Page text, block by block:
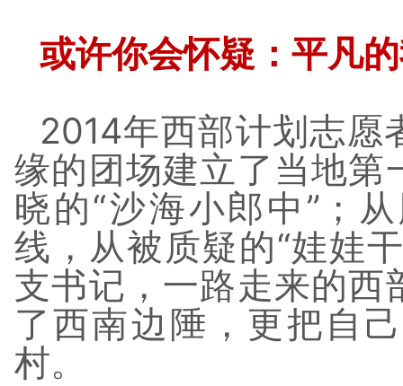
或许你会怀疑：平凡
2014年西部计划志愿
缘的团场建立了当地第
晓的“沙海小郎中”；
线，从被质疑的“娃娃
支书记，一路走来的西
了西南边陲，更把自
村。